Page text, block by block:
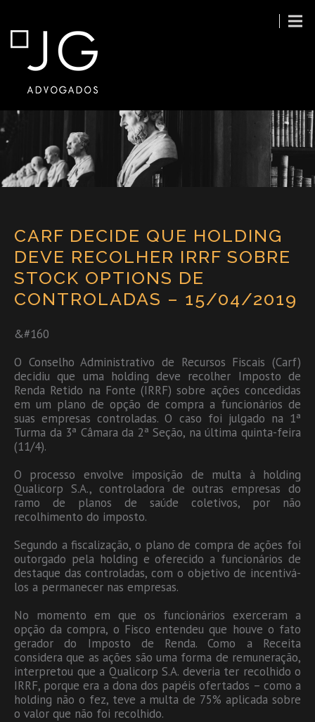
CARF DECIDE QUE HOLDING
DEVE RECOLHER IRRF SOBRE
STOCK OPTIONS DE
CONTROLADAS – 15/04/2019
&#160
O Conselho Administrativo de Recursos Fiscais (Carf)
decidiu que uma holding deve recolher Imposto de
Renda Retido na Fonte (IRRF) sobre ações concedidas
em um plano de opção de compra a funcionários de
suas empresas controladas. O caso foi julgado na 1ª
Turma da 3ª Câmara da 2ª Seção, na última quinta-feira
(11/4).
O processo envolve imposição de multa à holding
Qualicorp S.A., controladora de outras empresas do
ramo de planos de saúde coletivos, por não
recolhimento do imposto.
Segundo a fiscalização, o plano de compra de ações foi
outorgado pela holding e oferecido a funcionários de
destaque das controladas, com o objetivo de incentivá-
los a permanecer nas empresas.
No momento em que os funcionários exerceram a
opção da compra, o Fisco entendeu que houve o fato
gerador do Imposto de Renda. Como a Receita
considera que as ações são uma forma de remuneração,
interpretou que a Qualicorp S.A. deveria ter recolhido o
IRRF, porque era a dona dos papéis ofertados – como a
holding não o fez, teve a multa de 75% aplicada sobre
o valor que não foi recolhido.